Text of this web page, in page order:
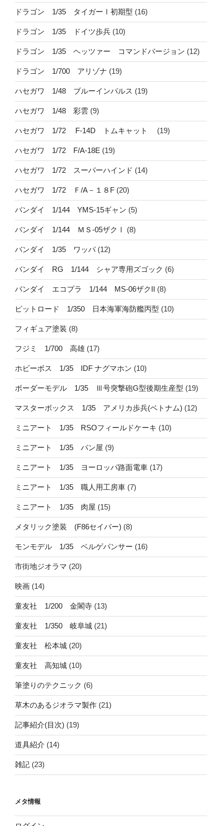
ドラゴン 1/35 タイガーⅠ初期型 (16)
ドラゴン 1/35 ドイツ歩兵 (10)
ドラゴン 1/35 ヘッツァー コマンドバージョン (12)
ドラゴン 1/700 アリゾナ (19)
ハセガワ 1/48 ブルーインパルス (19)
ハセガワ 1/48 彩雲 (9)
ハセガワ 1/72 F-14D トムキャット (19)
ハセガワ 1/72 F/A-18E (19)
ハセガワ 1/72 スーパーハインド (14)
ハセガワ 1/72 Ｆ/A－１８F (20)
バンダイ 1/144 YMS-15ギャン (5)
バンダイ 1/144 ＭＳ-05ザクⅠ (8)
バンダイ 1/35 ワッパ(12)
バンダイ RG 1/144 シャア専用ズゴック (6)
バンダイ エコプラ 1/144 MS-06ザクII (8)
ピットロード 1/350 日本海軍海防艦丙型 (10)
フィギュア塗装 (8)
フジミ 1/700 高雄 (17)
ホビーボス 1/35 IDF ナグマホン (10)
ボーダーモデル 1/35 Ⅲ号突撃砲G型後期生産型 (19)
マスターボックス 1/35 アメリカ歩兵(ベトナム) (12)
ミニアート 1/35 RSOフィールドケーキ (10)
ミニアート 1/35 パン屋 (9)
ミニアート 1/35 ヨーロッパ路面電車 (17)
ミニアート 1/35 職人用工房車 (7)
ミニアート 1/35 肉屋 (15)
メタリック塗装 (F86セイバー) (8)
モンモデル 1/35 ベルゲパンサー (16)
市街地ジオラマ (20)
映画 (14)
童友社 1/200 金閣寺 (13)
童友社 1/350 岐阜城 (21)
童友社 松本城 (20)
童友社 高知城 (10)
筆塗りのテクニック (6)
草木のあるジオラマ製作 (21)
記事紹介(目次) (19)
道具紹介 (14)
雑記 (23)
メタ情報